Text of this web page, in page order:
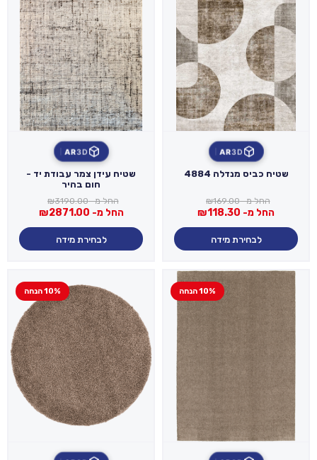
3D
AR
שטיח כביס מנדלה 4884
החל מ- ₪169.00
החל מ- ₪118.30
לבחירת מידה
3D
AR
שטיח עידן צמר עבודת יד -
חום בהיר
החל מ- ₪3190.00
החל מ- ₪2871.00
לבחירת מידה
10% הנחה 10% הנחה